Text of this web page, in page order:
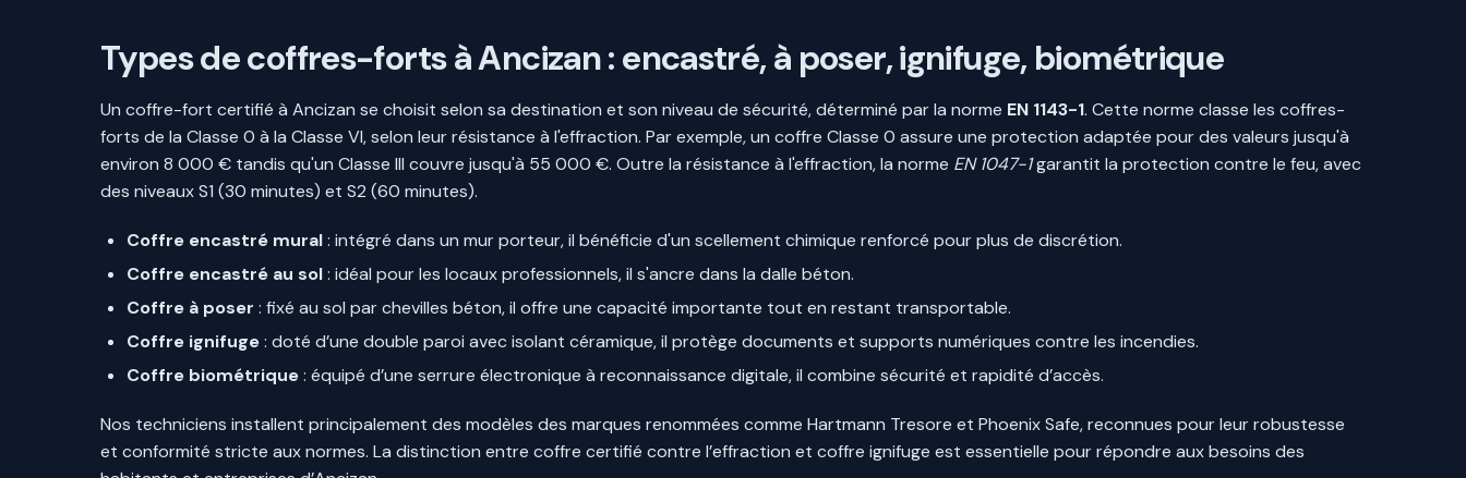
Types de coffres-forts à Ancizan : encastré, à poser, ignifuge, biométrique
Un coffre-fort certifié à Ancizan se choisit selon sa destination et son niveau de sécurité, déterminé par la norme EN 1143-1. Cette norme classe les coffres-
forts de la Classe 0 à la Classe VI, selon leur résistance à l'effraction. Par exemple, un coffre Classe 0 assure une protection adaptée pour des valeurs jusqu'à
environ 8 000 € tandis qu'un Classe III couvre jusqu'à 55 000 €. Outre la résistance à l'effraction, la norme EN 1047-1garantit la protection contre le feu, avec
des niveaux S1 (30 minutes) et S2 (60 minutes).
Coffre encastré mural: intégré dans un mur porteur, il bénéficie d'un scellement chimique renforcé pour plus de discrétion.
Coffre encastré au sol: idéal pour les locaux professionnels, il s'ancre dans la dalle béton.
Coffre à poser : fixé au sol par chevilles béton, il offre une capacité importante tout en restant transportable.
Coffre ignifuge: doté d’une double paroi avec isolant céramique, il protège documents et supports numériques contre les incendies.
Coffre biométrique: équipé d’une serrure électronique à reconnaissance digitale, il combine sécurité et rapidité d’accès.
Nos techniciens installent principalement des modèles des marques renommées comme Hartmann Tresore et Phoenix Safe, reconnues pour leur robustesse
et conformité stricte aux normes. La distinction entre coffre certifié contre l’effraction et coffre ignifuge est essentielle pour répondre aux besoins des